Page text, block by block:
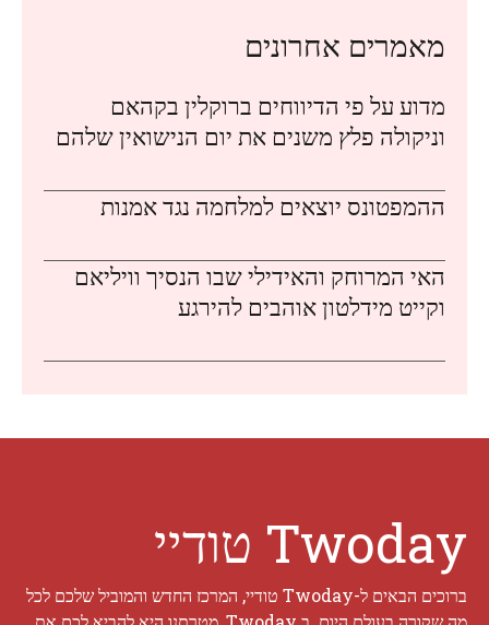
מאמרים אחרונים
מדוע על פי הדיווחים ברוקלין בקהאם
וניקולה פלץ משנים את יום הנישואין שלהם
ההמפטונס יוצאים למלחמה נגד אמנות
האי המרוחק והאידילי שבו הנסיך וויליאם
וקייט מידלטון אוהבים להירגע
Twoday טודיי
ברוכים הבאים ל-Twoday טודיי, המרכז החדש והמוביל שלכם לכל